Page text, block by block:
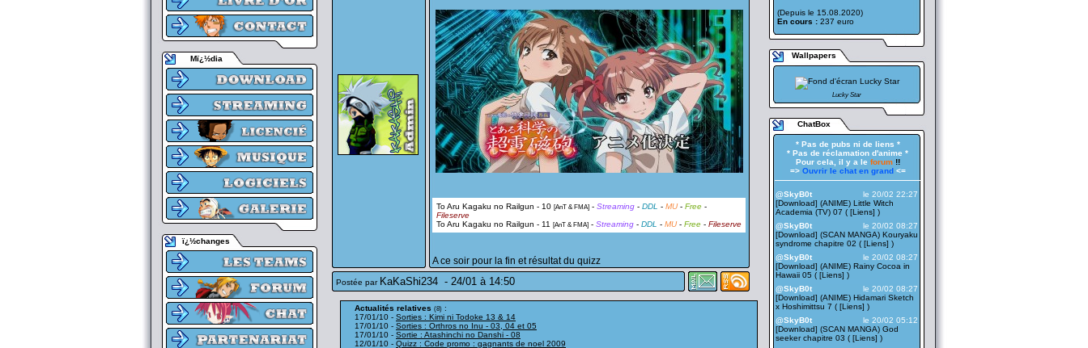
Mï¿½dia
ï¿½changes
To Aru Kagaku no Railgun - 10 [AnT & FMA] - Streaming - DDL - MU- Free -
Fileserve
To Aru Kagaku no Railgun - 11 [AnT & FMA] - Streaming - DDL - MU- Free - Fileserve
A ce soir pour la fin et résultat du quizz
Postée par KaKaShi234 - 24/01 à 14:50
Actualités relatives (8) :
17/01/10 - Sorties : Kimi ni Todoke 13 & 14
17/01/10 - Sorties : Orthros no Inu - 03, 04 et 05
17/01/10 - Sortie : Atashinchi no Danshi - 08
12/01/10 - Quizz : Code promo : gagnants de noel 2009
(Depuis le 15.08.2020)
En cours : 237 euro
Wallpapers
Lucky Star
ChatBox
* Pas de pubs ni de liens *
* Pas de réclamation d'anime *
Pour cela, il y a le forum!!
=> Ouvrir le chat en grand<=
——————————————————
@SkyB0t
le 20/02 22:27
[Download] (ANIME) Little Witch
Academia (TV) 07 ( [Liens] )
@SkyB0t
le 20/02 08:27
[Download] (SCAN MANGA) Kouryaku
syndrome chapitre 02 ( [Liens] )
@SkyB0t
le 20/02 08:27
[Download] (ANIME) Rainy Cocoa in
Hawaii 05 ( [Liens] )
@SkyB0t
le 20/02 08:27
[Download] (ANIME) Hidamari Sketch
x Hoshimittsu 7 ( [Liens] )
@SkyB0t
le 20/02 05:12
[Download] (SCAN MANGA) God
seeker chapitre 03 ( [Liens] )